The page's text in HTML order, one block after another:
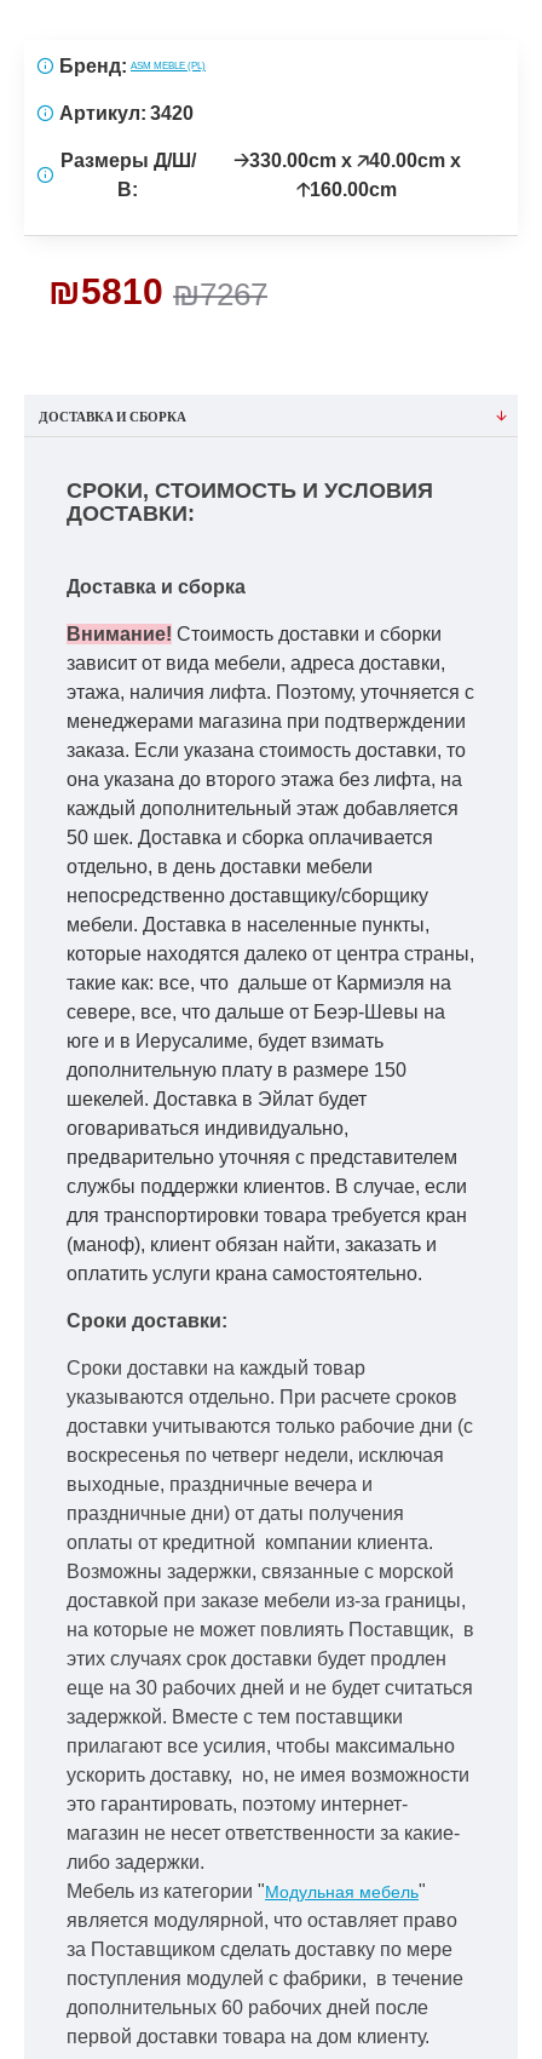
₪7267
₪5810
Бренд: ASM MEBLE (PL)
Артикул: 3420
Размеры Д/Ш/
В:
🡢330.00cm x 🡥40.00cm x
🡡160.00cm
ДОСТАВКА И СБОРКА
СРОКИ, СТОИМОСТЬ И УСЛОВИЯ
ДОСТАВКИ:
Доставка и сборка
Внимание! Стоимость доставки и сборки
зависит от вида мебели, адреса доставки,
этажа, наличия лифта. Поэтому, уточняется с
менеджерами магазина при подтверждении
заказа. Если указана стоимость доставки, то
она указана до второго этажа без лифта, на
каждый дополнительный этаж добавляется
50 шек. Доставка и сборка оплачивается
отдельно, в день доставки мебели
непосредственно доставщику/сборщику
мебели. Доставка в населенные пункты,
которые находятся далеко от центра страны,
такие как: все, что дальше от Кармиэля на
севере, все, что дальше от Беэр-Шевы на
юге и в Иерусалиме, будет взимать
дополнительную плату в размере 150
шекелей. Доставка в Эйлат будет
оговариваться индивидуально,
предварительно уточняя с представителем
службы поддержки клиентов. В случае, если
для транспортировки товара требуется кран
(маноф), клиент обязан найти, заказать и
оплатить услуги крана самостоятельно.
Сроки доставки:
Сроки доставки на каждый товар
указываются отдельно. При расчете сроков
доставки учитываются только рабочие дни (с
воскресенья по четверг недели, исключая
выходные, праздничные вечера и
праздничные дни) от даты получения
оплаты от кредитной компании клиента.
Возможны задержки, связанные с морской
доставкой при заказе мебели из-за границы,
на которые не может повлиять Поставщик, в
этих случаях срок доставки будет продлен
еще на 30 рабочих дней и не будет считаться
задержкой. Вместе с тем поставщики
прилагают все усилия, чтобы максимально
ускорить доставку, но, не имея возможности
это гарантировать, поэтому интернет-
магазин не несет ответственности за какие-
либо задержки.
Мебель из категории "Модульная мебель"
является модулярной, что оставляет право
за Поставщиком сделать доставку по мере
поступления модулей с фабрики, в течение
дополнительных 60 рабочих дней после
первой доставки товара на дом клиенту.